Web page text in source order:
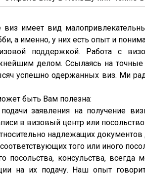
виз имеет вид
а именно, у них есть опыт и
поддержкой. Работа с
делом. Ссылаясь на
успешно одержанных виз. Ми
быть Вам полезна:
заявления на получение
в визовый центр или посольство.
надлежащих
того или иного
посольства, консульства,
на их подачу. Наш опыт